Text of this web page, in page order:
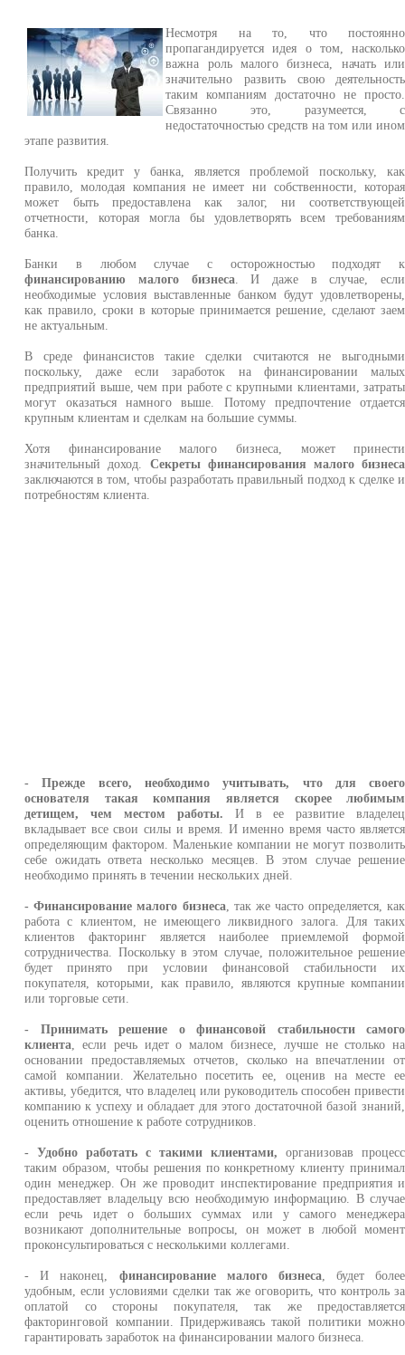
Несмотря на то, что постоянно
пропагандируется идея о том, насколько
важна роль малого бизнеса, начать или
значительно развить свою деятельность
таким компаниям достаточно не просто.
Связанно это, разумеется, с
недостаточностью средств на том или ином
этапе развития.
Получить кредит у банка, является проблемой поскольку, как
правило, молодая компания не имеет ни собственности, которая
может быть предоставлена как залог, ни соответствующей
отчетности, которая могла бы удовлетворять всем требованиям
банка.
Банки в любом случае с осторожностью подходят к
финансированию малого бизнеса . И даже в случае, если
необходимые условия выставленные банком будут удовлетворены,
как правило, сроки в которые принимается решение, сделают заем
не актуальным.
В среде финансистов такие сделки считаются не выгодными
поскольку, даже если заработок на финансировании малых
предприятий выше, чем при работе с крупными клиентами, затраты
могут оказаться намного выше. Потому предпочтение отдается
крупным клиентам и сделкам на большие суммы.
Хотя финансирование малого бизнеса, может принести
значительный доход. Секреты финансирования малого бизнеса
заключаются в том, чтобы разработать правильный подход к сделке и
потребностям клиента.
- Прежде всего, необходимо учитывать, что для своего
основателя такая компания является скорее любимым
детищем, чем местом работы. И в ее развитие владелец
вкладывает все свои силы и время. И именно время часто является
определяющим фактором. Маленькие компании не могут позволить
себе ожидать ответа несколько месяцев. В этом случае решение
необходимо принять в течении нескольких дней.
- Финансирование малого бизнеса , так же часто определяется, как
работа с клиентом, не имеющего ликвидного залога. Для таких
клиентов факторинг является наиболее приемлемой формой
сотрудничества. Поскольку в этом случае, положительное решение
будет принято при условии финансовой стабильности их
покупателя, которыми, как правило, являются крупные компании
или торговые сети.
- Принимать решение о финансовой стабильности самого
клиента , если речь идет о малом бизнесе, лучше не столько на
основании предоставляемых отчетов, сколько на впечатлении от
самой компании. Желательно посетить ее, оценив на месте ее
активы, убедится, что владелец или руководитель способен привести
компанию к успеху и обладает для этого достаточной базой знаний,
оценить отношение к работе сотрудников.
- Удобно работать с такими клиентами, организовав процесс
таким образом, чтобы решения по конкретному клиенту принимал
один менеджер. Он же проводит инспектирование предприятия и
предоставляет владельцу всю необходимую информацию. В случае
если речь идет о больших суммах или у самого менеджера
возникают дополнительные вопросы, он может в любой момент
проконсультироваться с несколькими коллегами.
- И наконец, финансирование малого бизнеса , будет более
удобным, если условиями сделки так же оговорить, что контроль за
оплатой со стороны покупателя, так же предоставляется
факторинговой компании. Придерживаясь такой политики можно
гарантировать заработок на финансировании малого бизнеса.